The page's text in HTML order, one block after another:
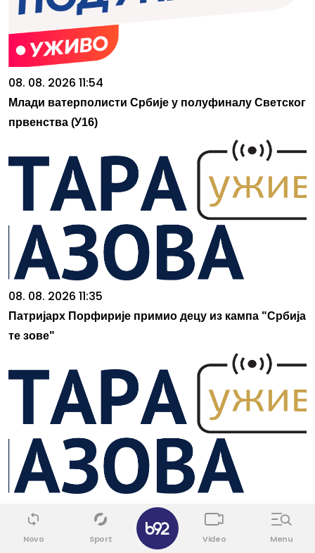
08. 08. 2026 11:54
Млади ватерполисти Србије у полуфиналу Светског
првенства (У16)
08. 08. 2026 11:35
Патријарх Порфирије примио децу из кампа "Србија
те зове"
08. 08. 2026 11:41
Ер Србија проширује флоту и мрежу летова, од
Београда ка више од 100 дестинација
Novo Sport Video Menu
✕